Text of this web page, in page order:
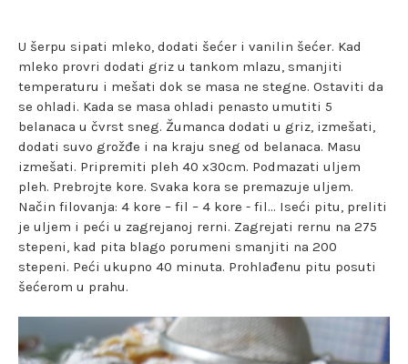
U šerpu sipati mleko, dodati šećer i vanilin šećer. Kad
mleko provri dodati griz u tankom mlazu, smanjiti
temperaturu i mešati dok se masa ne stegne. Ostaviti da
se ohladi. Kada se masa ohladi penasto umutiti 5
belanaca u čvrst sneg. Žumanca dodati u griz, izmešati,
dodati suvo grožđe i na kraju sneg od belanaca. Masu
izmešati. Pripremiti pleh 40 x30cm. Podmazati uljem
pleh. Prebrojte kore. Svaka kora se premazuje uljem.
Način filovanja: 4 kore – fil – 4 kore - fil... Iseći pitu, preliti
je uljem i peći u zagrejanoj rerni. Zagrejati rernu na 275
stepeni, kad pita blago porumeni smanjiti na 200
stepeni. Peći ukupno 40 minuta. Prohlađenu pitu posuti
šećerom u prahu.